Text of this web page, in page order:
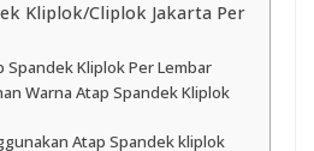
Kliplok/Cliplok Jakarta Per
Spandek Kliplok Per Lembar
Warna Atap Spandek Kliplok
Atap Spandek kliplok